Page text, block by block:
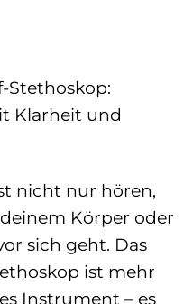
Stethoskop:
Klarheit und
nicht nur hören,
Körper oder
sich geht. Das
ist mehr
Instrument – es